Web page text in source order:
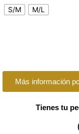
S/M M/L
Más información
Tienes tu